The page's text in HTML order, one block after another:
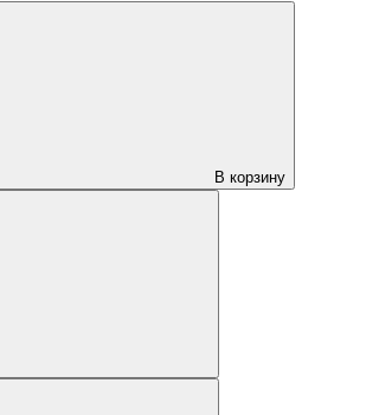
В корзину